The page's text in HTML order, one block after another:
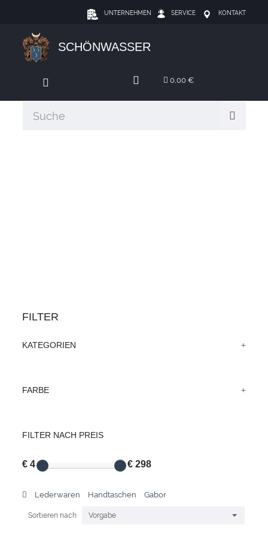
UNTERNEHMEN SERVICE KONTAKT
SCHÖNWASSER
0,00 €
FILTER
KATEGORIEN
FARBE
FILTER NACH PREIS
€ 4 € 298
Lederwaren Handtaschen Gabor
Sortieren nach Vorgabe